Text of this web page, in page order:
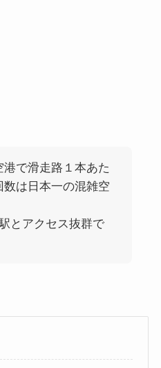
港で滑走路１本あた
数は日本一の混雑空
とアクセス抜群で